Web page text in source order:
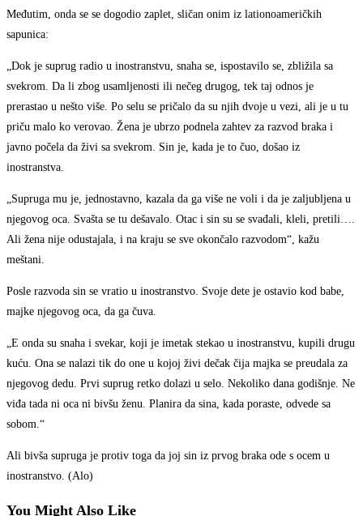
Međutim, onda se se dogodio zaplet, sličan onim iz lationoameričkih
sapunica:
„Dok je suprug radio u inostranstvu, snaha se, ispostavilo se, zbližila sa
svekrom. Da li zbog usamljenosti ili nečeg drugog, tek taj odnos je
prerastao u nešto više. Po selu se pričalo da su njih dvoje u vezi, ali je u tu
priču malo ko verovao. Žena je ubrzo podnela zahtev za razvod braka i
javno počela da živi sa svekrom. Sin je, kada je to čuo, došao iz
inostranstva.
„Supruga mu je, jednostavno, kazala da ga više ne voli i da je zaljubljena u
njegovog oca. Svašta se tu dešavalo. Otac i sin su se svađali, kleli, pretili….
Ali žena nije odustajala, i na kraju se sve okončalo razvodom“, kažu
meštani.
Posle razvoda sin se vratio u inostranstvo. Svoje dete je ostavio kod babe,
majke njegovog oca, da ga čuva.
„E onda su snaha i svekar, koji je imetak stekao u inostranstvu, kupili drugu
kuću. Ona se nalazi tik do one u kojoj živi dečak čija majka se preudala za
njegovog dedu. Prvi suprug retko dolazi u selo. Nekoliko dana godišnje. Ne
viđa tada ni oca ni bivšu ženu. Planira da sina, kada poraste, odvede sa
sobom.“
Ali bivša supruga je protiv toga da joj sin iz prvog braka ode s ocem u
inostranstvo. (Alo)
You Might Also Like